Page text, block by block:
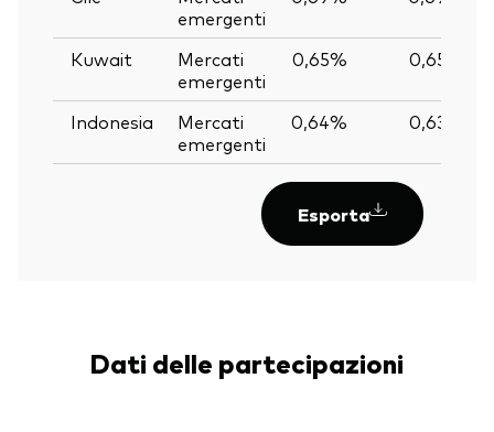
emergenti
Kuwait
Mercati
emergenti
0,65% 0,65%
Indonesia
Mercati
emergenti
0,64% 0,63%
Esporta
Dati delle partecipazioni